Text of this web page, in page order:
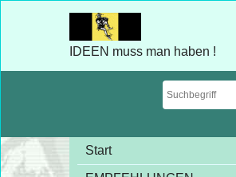
IDEEN muss man haben !
Start